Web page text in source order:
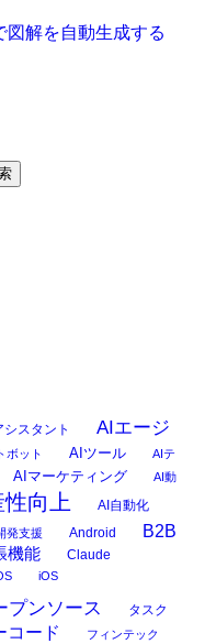
図解を自動生成する
シスタント
AIエージ
ボット AIツール
AIテ
AIマーケティング AI動
向上 AI自動化
発支援 Android
B2B
機能 Claude
iOS
プンソース
タスク
コード フィンテック